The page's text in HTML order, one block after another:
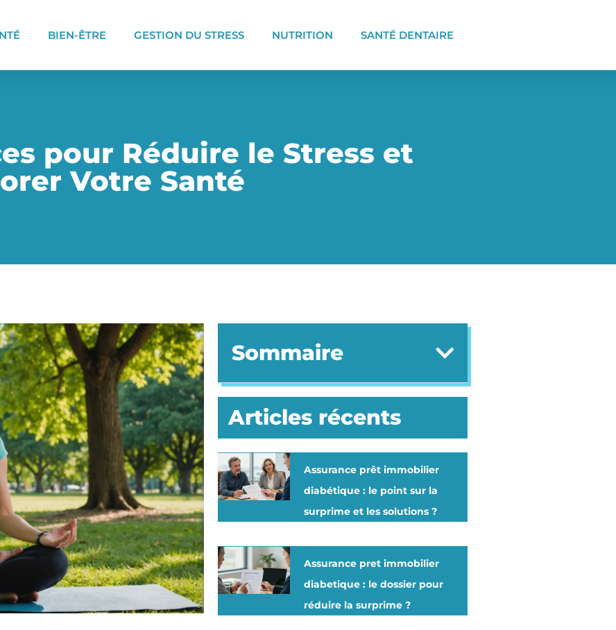
BIEN-ÊTRE GESTION DU STRESS NUTRITION SANTÉ DENTAIRE
pour Réduire le Stress et
Votre Santé
Sommaire
Articles récents
Assurance prêt immobilier
diabétique : le point sur la
surprime et les solutions ?
Assurance pret immobilier
diabetique : le dossier pour
réduire la surprime ?